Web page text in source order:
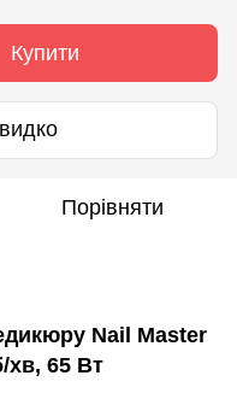
Купити
Порівняти
Nail Master
хв, 65 Вт